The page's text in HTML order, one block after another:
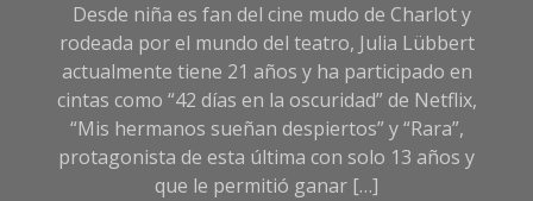
Desde niña es fan del cine mudo de Charlot y
rodeada por el mundo del teatro, Julia Lübbert
actualmente tiene 21 años y ha participado en
cintas como “42 días en la oscuridad” de Netflix,
“Mis hermanos sueñan despiertos” y “Rara”,
protagonista de esta última con solo 13 años y
que le permitió ganar […]